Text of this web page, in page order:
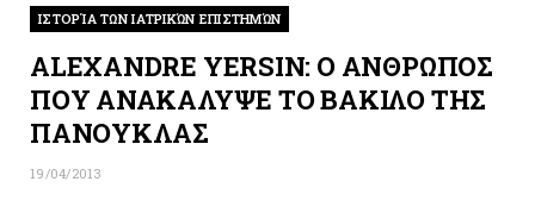
ΙΣΤΟΡΊΑ ΤΩΝ ΙΑΤΡΙΚΏΝ ΕΠΙΣΤΗΜΏΝ
ALEXANDRE YERSIN: Ο ΑΝΘΡΩΠΟΣ
ΠΟΥ ΑΝΑΚΑΛΥΨΕ ΤΟ ΒΑΚΙΛΟ ΤΗΣ
ΠΑΝΟΥΚΛΑΣ
19/04/2013